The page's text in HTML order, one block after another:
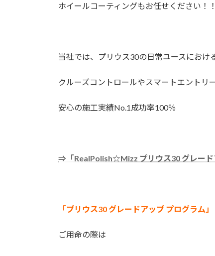
ホイールコーティングもお任せください！！
当社では、プリウス30の日常ユースにおけ
クルーズコントロールやスマートエントリ
安心の施工実績No.1成功率100％
⇒「RealPolish☆Mizz プリウス30 グレード
「プリウス30 グレードアップ プログラム」
ご用命の際は